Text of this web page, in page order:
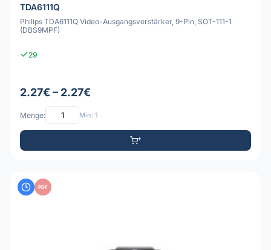
TDA6111Q
Philips TDA6111Q Video-Ausgangsverstärker, 9-Pin, SOT-111-1
(DBS9MPF)
29
2.27€ – 2.27€
Menge: Min: 1
PDF